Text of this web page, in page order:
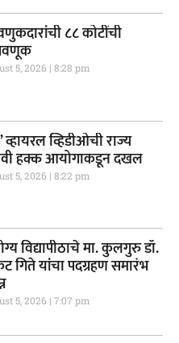
८८ कोटींची
5, 2026 8:28 pm
व्हायरल व्हिडीओची राज्य
हक्क आयोगाकडून दखल
5, 2026 8:22 pm
विद्यापीठाचे मा. कुलगुरु डॉ.
गिते यांचा पदग्रहण समारंभ
5, 2026 7:07 pm